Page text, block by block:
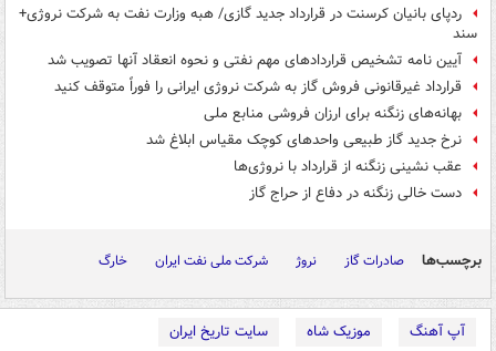
ردپای بانیان کرسنت در قرارداد جدید گازی/ هبه وزارت نفت به شرکت نروژی+
سند
آیین نامه تشخیص قراردادهای مهم نفتی و نحوه انعقاد آنها تصویب شد
قرارداد غیرقانونی فروش گاز به شرکت نروژی ایرانی را فوراً متوقف کنید
بهانه‌های زنگنه برای ارزان‌ فروشی منابع ملی
نرخ جدید گاز طبیعی واحدهای کوچک مقیاس ابلاغ شد
عقب نشینی زنگنه از قرارداد با نروژی‌ها
دست خالی زنگنه در دفاع از حراج گاز
برچسب‌ها صادرات گاز نروژ شرکت ملی نفت ایران خارگ
آپ آهنگ موزیک شاه
سایت تاریخ ایران